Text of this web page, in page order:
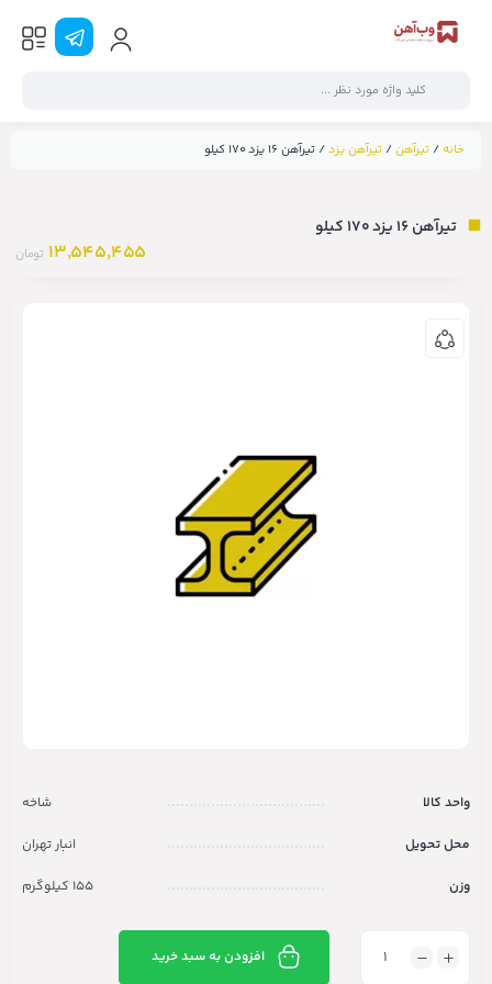
خانه / تیرآهن/ تیرآهن یزد/ تیرآهن ۱۶ یزد ۱۷۰ کیلو
تیرآهن ۱۶ یزد ۱۷۰ کیلو
13,545,455 تومان
واحد کالا
شاخه
محل تحویل
انبار تهران
وزن
155 کیلوگرم
افزودن به سبد خرید